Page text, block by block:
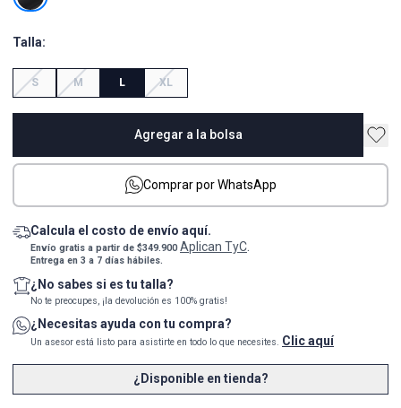
Talla:
S M L XL
Agregar a la bolsa
Comprar por WhatsApp
Calcula el costo de envío aquí.
Envío gratis a partir de $349.900Aplican TyC.
Entrega en 3 a 7 días hábiles.
¿No sabes si es tu talla?
No te preocupes, ¡la devolución es 100% gratis!
¿Necesitas ayuda con tu compra?
Un asesor está listo para asistirte en todo lo que necesites. Clic aquí
¿Disponible en tienda?